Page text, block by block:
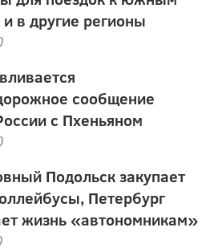
в другие регионы
сообщение
с Пхеньяном
Подольск закупает
Петербург
жизнь «автономникам»